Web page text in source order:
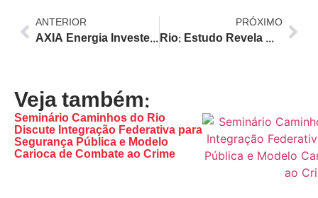
ANTERIOR
AXIA Energia Investe em Cultura e Entretenimento no Rio de Janeiro com Patrocínio de Grandes Eventos
PRÓXIMO
Rio: Estudo Revela Mais de 8 Mil Mortes em Ações Policiais Desde 2019 e Alerta para Aumento da Letalidade em 2025
Veja também:
Seminário Caminhos do Rio
Discute Integração Federativa para
Segurança Pública e Modelo
Carioca de Combate ao Crime